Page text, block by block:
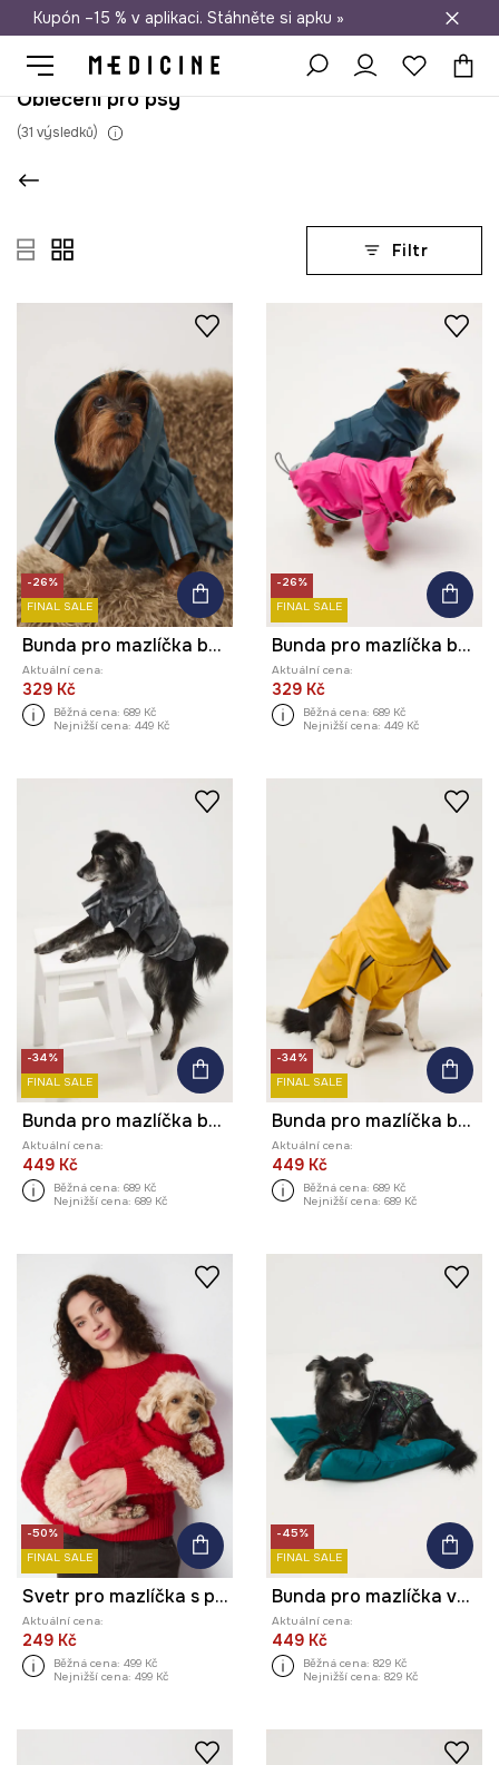
Doprava zdarma při nákupu nad 1 200 Kč
Kupón –15 % v aplikaci. Stáhněte si apku »
Oblečení pro psy
(31 výsledků)
Filtr
-26%
FINAL SALE
Bunda pro mazlíčka bez vzoru
Aktuální cena:
329 Kč
Běžná cena: 689 Kč
Nejnižší cena: 449 Kč
-26%
FINAL SALE
Bunda pro mazlíčka bez vzoru
Aktuální cena:
329 Kč
Běžná cena: 689 Kč
Nejnižší cena: 449 Kč
-34%
FINAL SALE
Bunda pro mazlíčka bez vzoru
Aktuální cena:
449 Kč
Běžná cena: 689 Kč
Nejnižší cena: 689 Kč
-34%
FINAL SALE
Bunda pro mazlíčka bez vzoru
Aktuální cena:
449 Kč
Běžná cena: 689 Kč
Nejnižší cena: 689 Kč
-50%
FINAL SALE
Svetr pro mazlíčka s pletenou vazbou
Aktuální cena:
249 Kč
Běžná cena: 499 Kč
Nejnižší cena: 499 Kč
-45%
FINAL SALE
Bunda pro mazlíčka voděodolný povrch
Aktuální cena:
449 Kč
Běžná cena: 829 Kč
Nejnižší cena: 829 Kč